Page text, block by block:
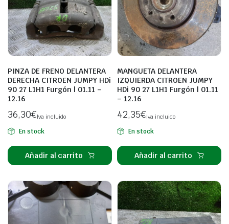
PINZA DE FRENO DELANTERA
DERECHA CITROEN JUMPY HDi
90 27 L1H1 Furgón | 01.11 –
12.16
36,30€Iva incluido
En stock
Añadir al carrito
MANGUETA DELANTERA
IZQUIERDA CITROEN JUMPY
HDi 90 27 L1H1 Furgón | 01.11
– 12.16
42,35€Iva incluido
En stock
Añadir al carrito